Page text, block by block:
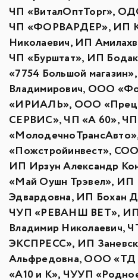
ЧП «ВиталОптТорг»,
ЧП «ФОРВАРДЕР», ИП
Николаевич, ИП
ЧП «Бурштат», ИП
«7754 Большой
Владимирович, ООО
«ИРИАЛЬ», ООО
СЕРВИС», ЧП «А 60», ЧП
«Пожстройинвест»,
ИП Ирзун Александр
«Май Оушн Трэвел», ИП
Эдвардовна, ИП Бохан
ЧУП «РЕВАНШ ВЕТ», ИП
Владимир Николаевич,
ЭКСПРЕСС», ИП
Альфредовна, ООО
«А10 и К», ЧУУП